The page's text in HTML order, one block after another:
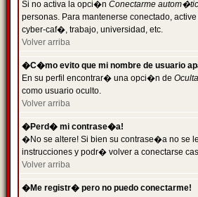
Si no activa la opci�n Conectarme
personas. Para mantenerse conectado,
cyber-caf�, trabajo, universidad, etc.
Volver arriba
�C�mo evito que mi nombre de usuario
En su perfil encontrar� una opci�n de
como usuario oculto.
Volver arriba
�Perd� mi contrase�a!
�No se altere! Si bien su contrase�a no se
instrucciones y podr� volver a conectarse
Volver arriba
�Me registr� pero no puedo conectarme!